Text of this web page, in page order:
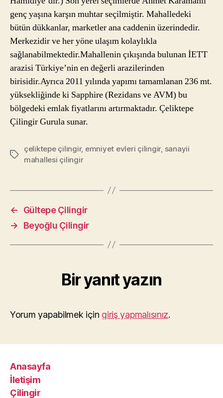
genç yaşına karşın muhtar seçilmiştir. Mahalledeki
bütün dükkanlar, marketler ana caddenin üzerindedir.
Merkezidir ve her yöne ulaşım kolaylıkla
sağlanabilmektedir.Mahallenin çıkışında bulunan İETT
arazisi Türkiye’nin en değerli arazilerinden
birisidir.Ayrıca 2011 yılında yapımı tamamlanan 236 mt.
yüksekliğinde ki Sapphire (Rezidans ve AVM) bu
bölgedeki emlak fiyatlarını artırmaktadır. Çeliktepe
Çilingir Gurula sunar.
Etiketler
çeliktepe çilingir, emniyet evleri çilingir, sanayii
mahallesi çilingir
←
Gültepe Çilingir
→
Beyoğlu Çilingir
Bir yanıt yazın
Yorum yapabilmek için giriş yapmalısınız.
Anasayfa
İletişim
Çilingir